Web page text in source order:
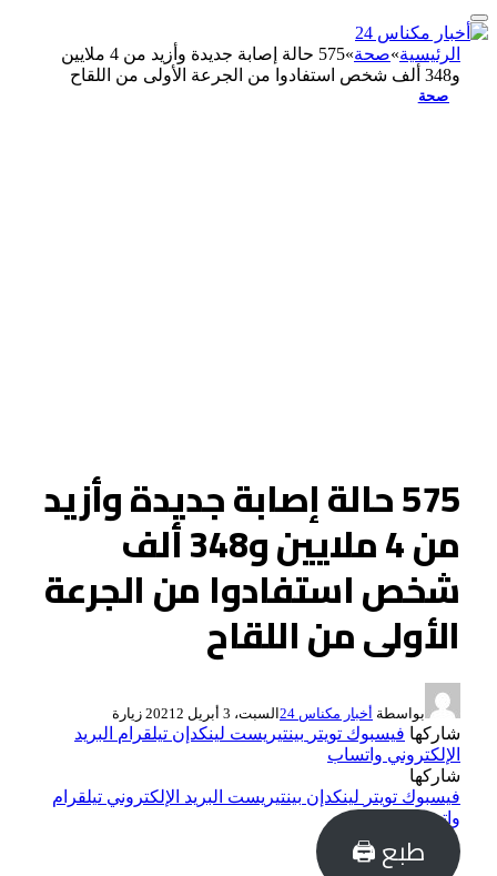
الرئيسية»صحة»
575 حالة إصابة جديدة وأزيد من 4 ملايين
و348 ألف شخص استفادوا من الجرعة الأولى من اللقاح
صحة
575 حالة إصابة جديدة وأزيد
من 4 ملايين و348 ألف
شخص استفادوا من الجرعة
الأولى من اللقاح
بواسطة أخبار مكناس 24 السبت، 3 أبريل 2021 2 زيارة
شاركها فيسبوك تويتر بينتيريست لينكدإن تيلقرام البريد
الإلكتروني واتساب
شاركها
فيسبوك تويتر لينكدإن بينتيريست البريد الإلكتروني تيلقرام
واتساب
طبع 🖨